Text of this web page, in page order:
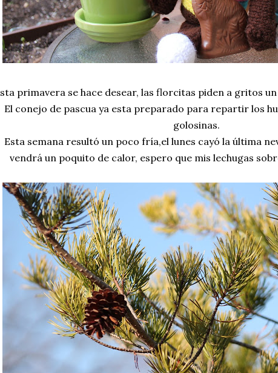
primavera se hace desear, las florcitas piden a gritos
El conejo de pascua ya esta preparado para repartir los
golosinas.
Esta semana resultó un poco fría,el lunes cayó la última
vendrá un poquito de calor, espero que mis lechugas